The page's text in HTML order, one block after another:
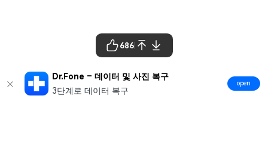
686
Dr.Fone – 데이터 및 사진 복구
3단계로 데이터 복구
open